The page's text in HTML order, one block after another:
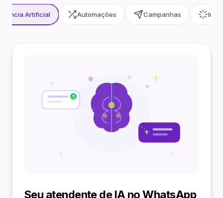
Artificial Automações Campanhas
Seu atendente de IA no WhatsApp